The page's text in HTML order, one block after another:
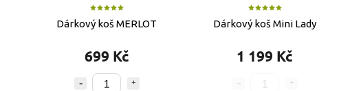
Dárkový koš MERLOT
699 Kč
Dárkový koš Mini Lady
1 199 Kč